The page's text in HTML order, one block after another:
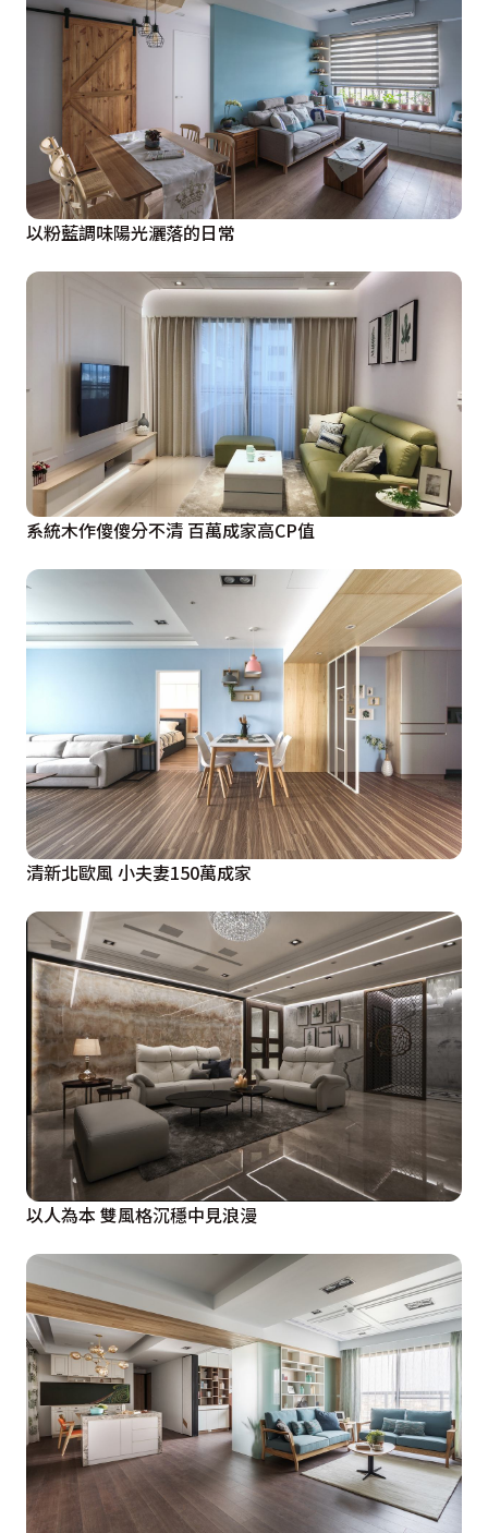
以粉藍調味陽光灑落的日常
系統木作傻傻分不清 百萬成家高CP值
清新北歐風 小夫妻150萬成家
以人為本 雙風格沉穩中見浪漫